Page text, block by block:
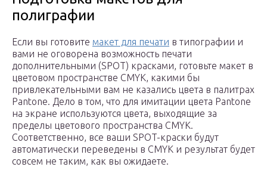
полиграфии
Если вы готовите макет для печати в типографии и
вами не оговорена возможность печати
дополнительными (SPOT) красками, готовьте макет в
цветовом пространстве CMYK, какими бы
привлекательными вам не казались цвета в палитрах
Pantone. Дело в том, что для имитации цвета Pantone
на экране используются цвета, выходящие за
пределы цветового пространства CMYK.
Соответственно, все ваши SPOT-краски будут
автоматически переведены в CMYK и результат будет
совсем не таким, как вы ожидаете.